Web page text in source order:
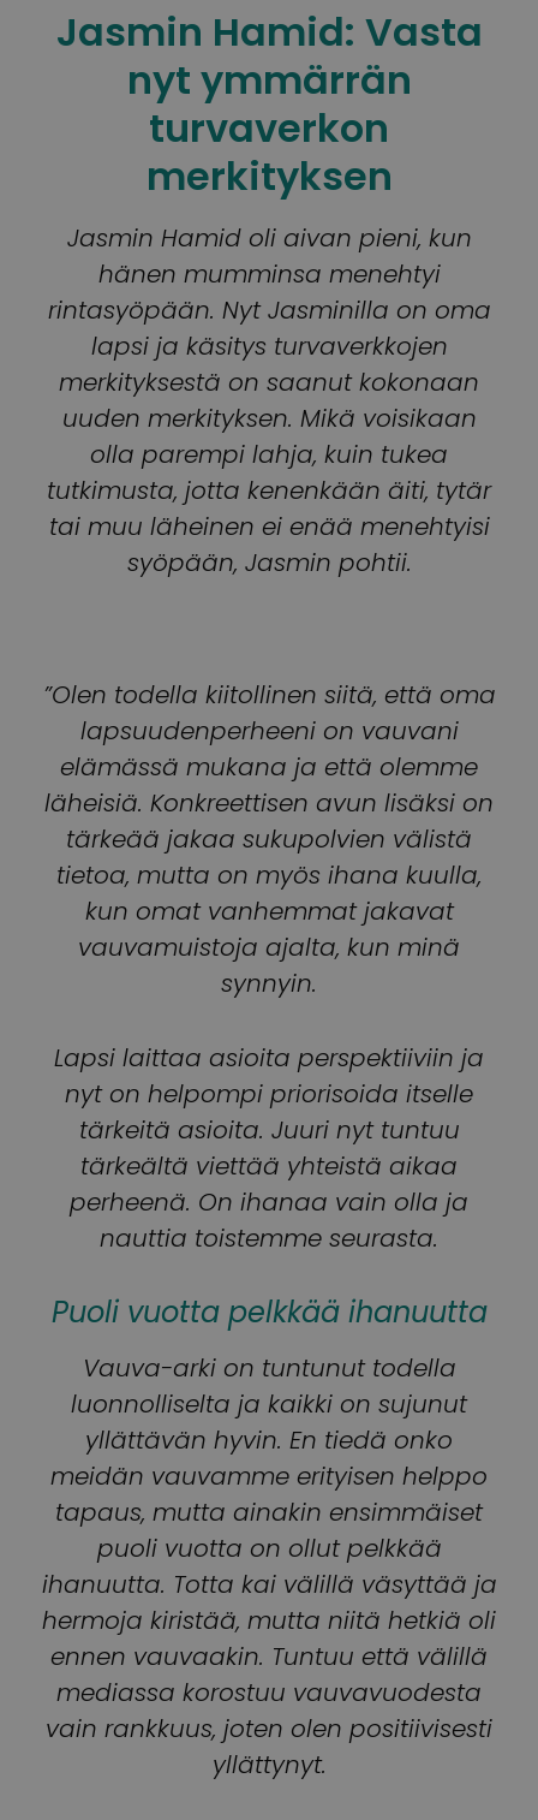
Jasmin Hamid: Vasta
nyt ymmärrän
turvaverkon
merkityksen
Jasmin Hamid oli aivan pieni, kun
hänen mumminsa menehtyi
rintasyöpään. Nyt Jasminilla on oma
lapsi ja käsitys turvaverkkojen
merkityksestä on saanut kokonaan
uuden merkityksen. Mikä voisikaan
olla parempi lahja, kuin tukea
tutkimusta, jotta kenenkään äiti, tytär
tai muu läheinen ei enää menehtyisi
syöpään, Jasmin pohtii.
”Olen todella kiitollinen siitä, että oma
lapsuudenperheeni on vauvani
elämässä mukana ja että olemme
läheisiä. Konkreettisen avun lisäksi on
tärkeää jakaa sukupolvien välistä
tietoa, mutta on myös ihana kuulla,
kun omat vanhemmat jakavat
vauvamuistoja ajalta, kun minä
synnyin.
Lapsi laittaa asioita perspektiiviin ja
nyt on helpompi priorisoida itselle
tärkeitä asioita. Juuri nyt tuntuu
tärkeältä viettää yhteistä aikaa
perheenä. On ihanaa vain olla ja
nauttia toistemme seurasta.
Puoli vuotta pelkkää ihanuutta
Vauva-arki on tuntunut todella
luonnolliselta ja kaikki on sujunut
yllättävän hyvin. En tiedä onko
meidän vauvamme erityisen helppo
tapaus, mutta ainakin ensimmäiset
puoli vuotta on ollut pelkkää
ihanuutta. Totta kai välillä väsyttää ja
hermoja kiristää, mutta niitä hetkiä oli
ennen vauvaakin. Tuntuu että välillä
mediassa korostuu vauvavuodesta
vain rankkuus, joten olen positiivisesti
yllättynyt.